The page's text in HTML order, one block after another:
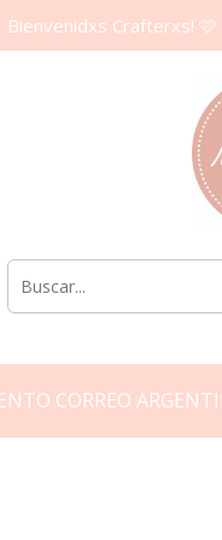
Bienvenidxs Crafterxs!
CORREO